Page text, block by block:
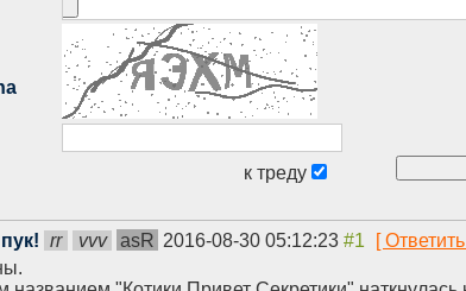
rr vvv asR 2016-08-30 05:12:23